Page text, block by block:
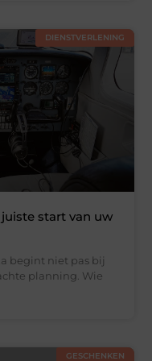
DIENSTVERLENING
start van uw
begint niet pas bij
planning. Wie
GESCHENKEN